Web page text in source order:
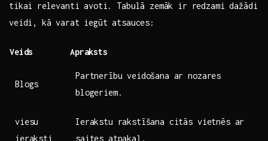
tikai⁤ relevanti avoti. Tabulā zemāk ir redzami dažādi​
veidi, kā⁢ varat‌ iegūt atsauces:
Veids Apraksts
Blogs
Partnerību veidošana ar nozares
blogeriem.
viesu
ieraksti
Ierakstu rakstīšana citās ‍vietnēs ar
saites atpakaļ.